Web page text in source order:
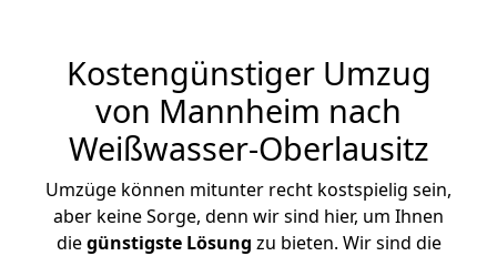
Kostengünstiger Umzug
von Mannheim nach
Weißwasser-Oberlausitz
Umzüge können mitunter recht kostspielig sein,
aber keine Sorge, denn wir sind hier, um Ihnen
diegünstigste Lösung zu bieten. Wir sind die